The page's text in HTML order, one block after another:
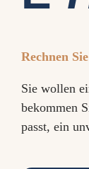
Rechnen
Sie wollen
bekommen
passt, ein